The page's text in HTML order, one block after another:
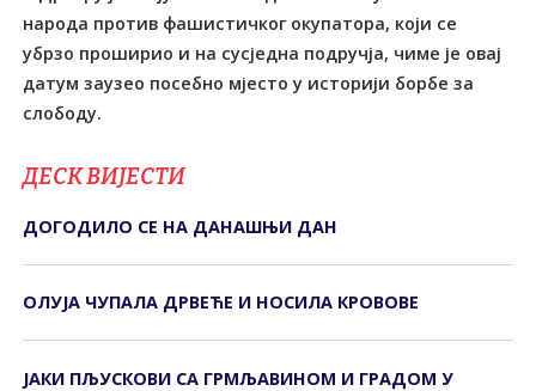
народа против фашистичког окупатора, који се
убрзо проширио и на сусједна подручја, чиме је овај
датум заузео посебно мјесто у историји борбе за
слободу.
ДЕСК ВИЈЕСТИ
ДОГОДИЛО СЕ НА ДАНАШЊИ ДАН
ОЛУЈА ЧУПАЛА ДРВЕЋЕ И НОСИЛА КРОВОВЕ
ЈАКИ ПЉУСКОВИ СА ГРМЉАВИНОМ И ГРАДОМ У